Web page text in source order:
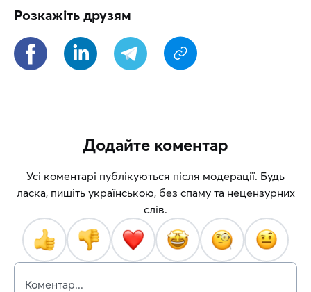
Розкажіть друзям
Додайте коментар
Усі коментарі публікуються після модерації. Будь
ласка, пишіть українською, без спаму та нецензурних
слів.
Коментар...